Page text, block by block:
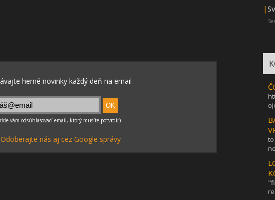
Odoberajte nás aj cez Google správy
|